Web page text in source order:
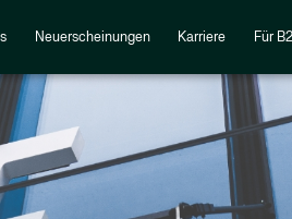
Neuerscheinungen Karriere Für